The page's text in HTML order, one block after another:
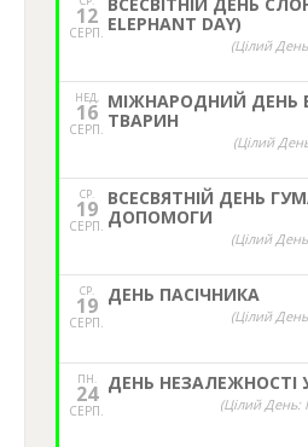
12
СЕРП. ELEPHANT DAY)
(Цілий
НЕД,
16
СЕРП.
МІЖНАРОДНИЙ ДЕНЬ
ТВАРИН
(Цілий
СР.
19
СЕРП.
ВСЕСВЯТНІЙ ДЕНЬ
ДОПОМОГИ
(Цілий
СР.
19
СЕРП.
ДЕНЬ ПАСІЧНИКА
(Цілий
ПН.
24
СЕРП.
ДЕНЬ НЕЗАЛЕЖНОСТІ
(Цілий День: